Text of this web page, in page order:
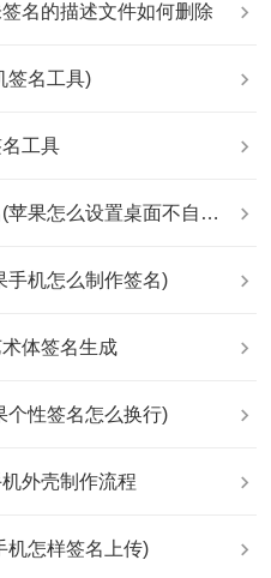
名的描述文件如何删除
签名工具)
工具
苹果怎么设置桌面个性签名(苹果怎么设置桌面不自动排列)
手机怎么制作签名)
体签名生成
个性签名怎么换行)
外壳制作流程
机怎样签名上传)